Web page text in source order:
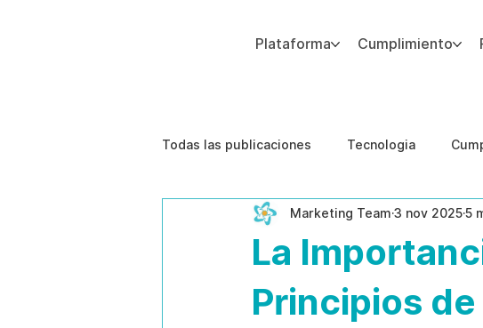
Plataforma Cumplimiento
Todas las publicaciones Tecnologia
Estudios de caso Etica de IA
La
Principios
Marketing Team 3 nov 20255